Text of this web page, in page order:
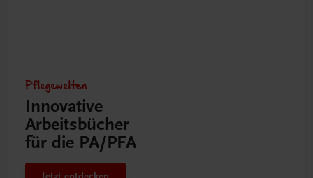
Pflegewelten
Innovative
Arbeitsbücher
für die PA/PFA